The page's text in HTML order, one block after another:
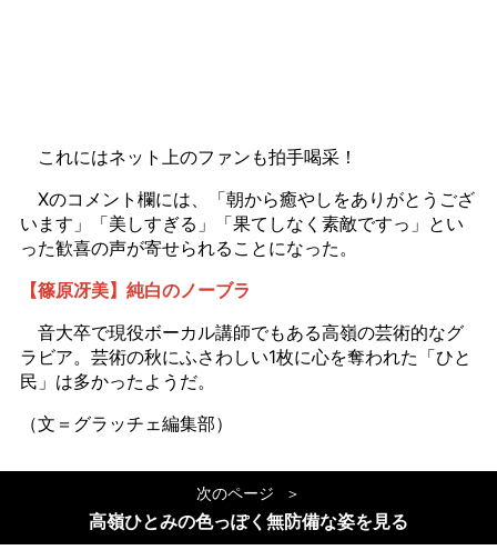
これにはネット上のファンも拍手喝采！
Xのコメント欄には、「朝から癒やしをありがとうござ
います」「美しすぎる」「果てしなく素敵ですっ」とい
った歓喜の声が寄せられることになった。
【篠原冴美】純白のノーブラ
音大卒で現役ボーカル講師でもある高嶺の芸術的なグ
ラビア。芸術の秋にふさわしい1枚に心を奪われた「ひと
民」は多かったようだ。
（文＝グラッチェ編集部）
次のページ
高嶺ひとみの色っぽく無防備な姿を見る